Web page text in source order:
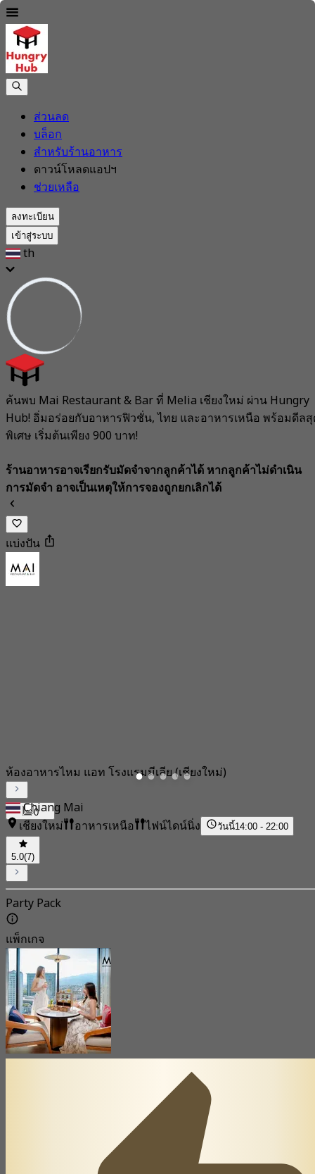
ส่วนลด
บล็อก
สำหรับร้านอาหาร
ดาวน์โหลดแอปฯ
ช่วยเหลือ
ลงทะเบียน
เข้าสู่ระบบ
th
ค้นพบ Mai Restaurant & Bar ที่ Melia เชียงใหม่ ผ่าน Hungry
Hub! อิ่มอร่อยกับอาหารฟิวชั่น, ไทย และอาหารเหนือ พร้อมดีล
พิเศษ เริ่มต้นเพียง 900 บาท!
ร้านอาหารอาจเรียกรับมัดจำจากลูกค้าได้ หากลูกค้าไม่ดำเนิน
การมัดจำ อาจเป็นเหตุให้การจองถูกยกเลิกได้
แบ่งปัน
0
ห้องอาหารไหม แอท โรงแรมมีเลีย (เชียงใหม่)
Chiang Mai
เชียงใหม่
อาหารเหนือ ไฟน์ไดน์นิ่ง วันนี้14:00 - 22:00
5.0(7)
Party Pack
แพ็กเกจ